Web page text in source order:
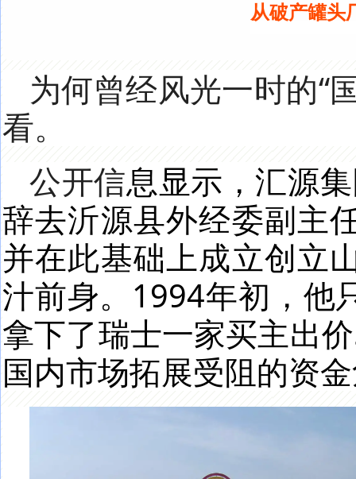
从破产罐头
为何曾经风光一时的“
看。
公开信息显示，汇源
辞去沂源县外经委副主
并在此基础上成立创立
汁前身。1994年初，他
拿下了瑞士一家买主出
国内市场拓展受阻的资